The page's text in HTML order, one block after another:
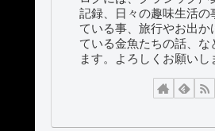
記録、日々の趣味生活の
ている事、旅行やお出か
ている金魚たちの話、な
ます。よろしくお願いし